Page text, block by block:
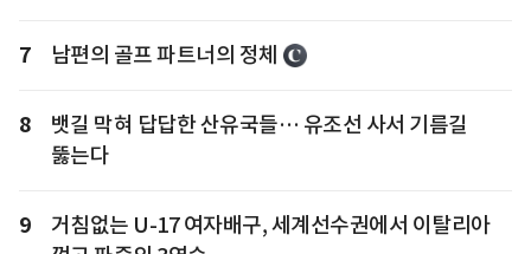
7 남편의 골프 파트너의 정체
8
뱃길 막혀 답답한 산유국들… 유조선 사서 기름길
뚫는다
9
거침없는 U-17 여자배구, 세계선수권에서 이탈리아